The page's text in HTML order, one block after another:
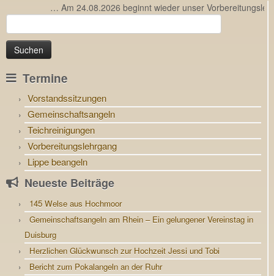
… Am 24.08.2026 beginnt wieder unser
nach:
Termine
Vorstandssitzungen
Gemeinschaftsangeln
Teichreinigungen
Vorbereitungslehrgang
Lippe beangeln
Neueste Beiträge
145 Welse aus Hochmoor
Gemeinschaftsangeln am Rhein – Ein gelungener Vereinstag in
Duisburg
Herzlichen Glückwunsch zur Hochzeit Jessi und Tobi
Bericht zum Pokalangeln an der Ruhr